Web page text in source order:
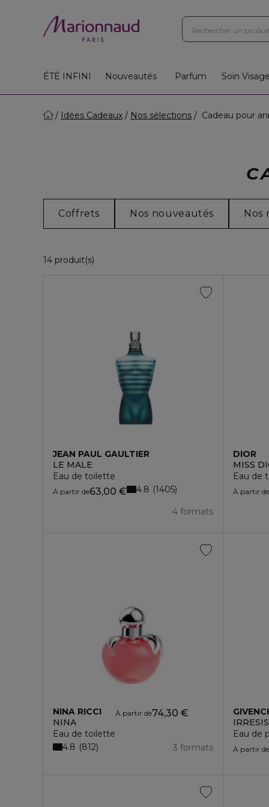
ÉTÉ INFINI Nouveautés Parfum Soin
Idées Cadeaux Nos sélections Cadeau pour
Coffrets Nos nouveautés Nos
14 produit(s)
JEAN PAUL GAULTIER
LE MALE
Eau de toilette
À partir de63,00 €
4 formats
4.8 1405
DIOR
MISS
Eau de
À partir
NINA RICCI
NINA
Eau de toilette
À partir de74,30 €
3 formats
4.8 812
Eau de
À partir